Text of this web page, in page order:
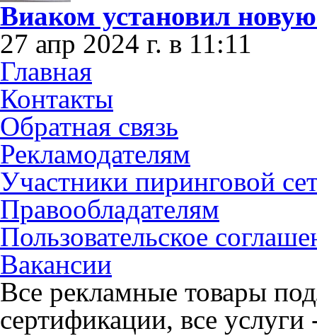
Виаком установил
27 апр 2024 г. в 11:11
Главная
Контакты
Обратная связь
Рекламодателям
Участники пиринговой
Правообладателям
Пользовательское
Вакансии
Все рекламные товары
сертификации, все